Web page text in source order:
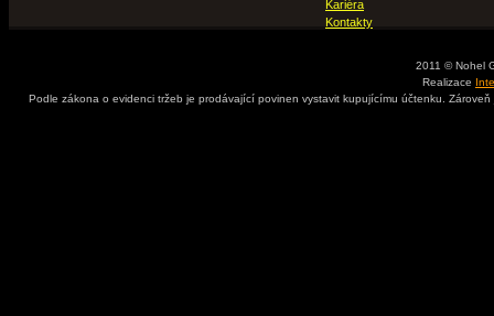
Kariéra
Kontakty
2011 © Nohel
Realizace
Podle zákona o evidenci tržeb je prodávající povinen vystavit kupujícímu účtenku.